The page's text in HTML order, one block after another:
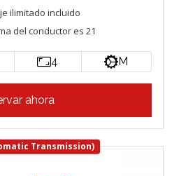
ilimitado incluido
del conductor es 21
4 M
ahora
Transmission)